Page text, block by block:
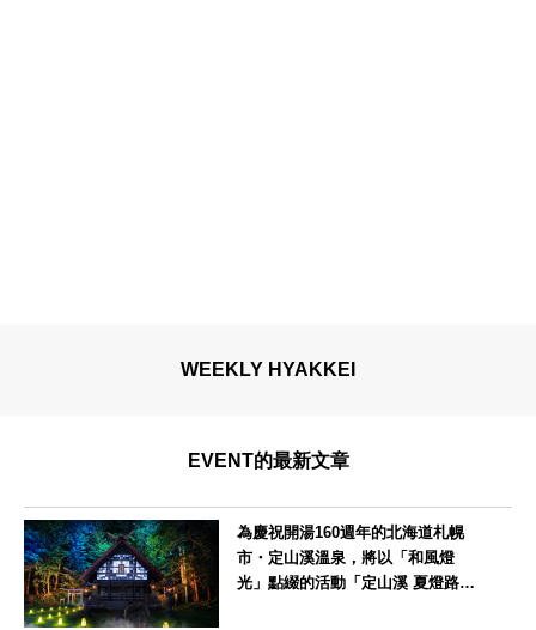
WEEKLY HYAKKEI
EVENT的最新文章
為慶祝開湯160週年的北海道札幌
市・定山溪溫泉，將以「和風燈
光」點綴的活動「定山溪 夏燈路